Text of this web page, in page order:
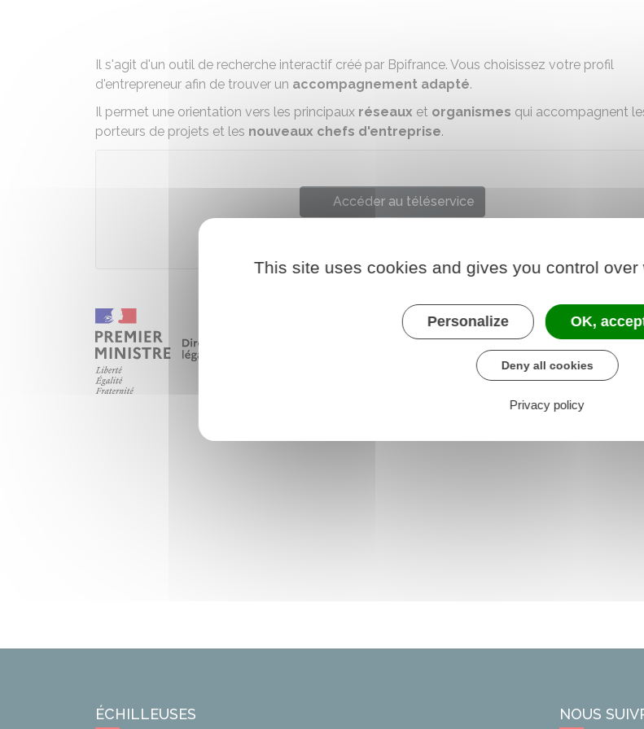
Il s'agit d'un outil de recherche interactif créé par Bpifrance. Vous choisissez votre profil
d'entrepreneur afin de trouver un accompagnement adapté.
Il permet une orientation vers les principaux réseaux et organismes qui accompagnent
porteurs de projets et les nouveaux chefs d'entreprise.
Accéder au téléservice
ÉCHILLEUSES NOUS
This site uses cookies and gives you control
Personalize OK,
Deny all cookies
Privacy policy